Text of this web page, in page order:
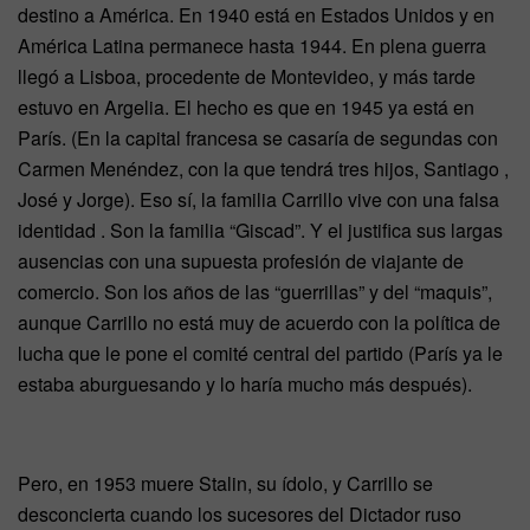
destino a América. En 1940 está en Estados Unidos y en
América Latina permanece hasta 1944. En plena guerra
llegó a Lisboa, procedente de Montevideo, y más tarde
estuvo en Argelia. El hecho es que en 1945 ya está en
París. (En la capital francesa se casaría de segundas con
Carmen Menéndez, con la que tendrá tres hijos, Santiago ,
José y Jorge). Eso sí, la familia Carrillo vive con una falsa
identidad . Son la familia “Giscad”. Y el justifica sus largas
ausencias con una supuesta profesión de viajante de
comercio. Son los años de las “guerrillas” y del “maquis”,
aunque Carrillo no está muy de acuerdo con la política de
lucha que le pone el comité central del partido (París ya le
estaba aburguesando y lo haría mucho más después).
Pero, en 1953 muere Stalin, su ídolo, y Carrillo se
desconcierta cuando los sucesores del Dictador ruso